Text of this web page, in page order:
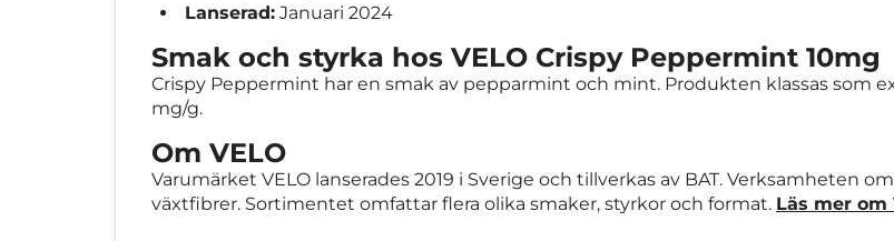
Lanserad: Januari 2024
Smak och styrka hos VELO Crispy Peppermint 10mg
Crispy Peppermint har en smak av pepparmint och mint. Produkten klassas som
mg/g.
Om VELO
Varumärket VELO lanserades 2019 i Sverige och tillverkas av BAT. Verksamheten
växtfibrer. Sortimentet omfattar flera olika smaker, styrkor och format. Läs mer om